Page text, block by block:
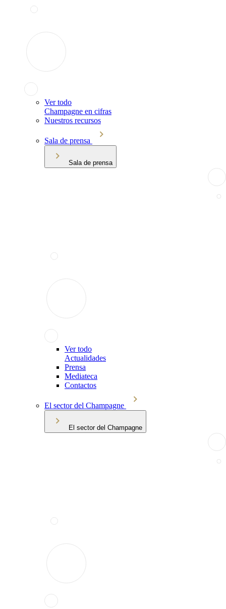
Ver todo
Champagne en cifras
Nuestros recursos
Sala de prensa
Sala de prensa
Ver todo
Actualidades
Prensa
Mediateca
Contactos
El sector del Champagne
El sector del Champagne